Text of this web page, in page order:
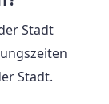
Stadt
Stadt.